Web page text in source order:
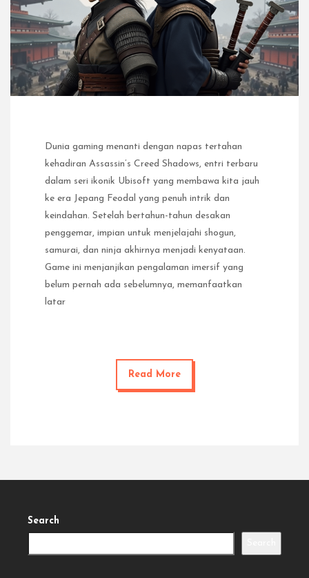
Dunia gaming menanti dengan napas tertahan
kehadiran Assassin’s Creed Shadows, entri terbaru
dalam seri ikonik Ubisoft yang membawa kita jauh
ke era Jepang Feodal yang penuh intrik dan
keindahan. Setelah bertahun-tahun desakan
penggemar, impian untuk menjelajahi shogun,
samurai, dan ninja akhirnya menjadi kenyataan.
Game ini menjanjikan pengalaman imersif yang
belum pernah ada sebelumnya, memanfaatkan
latar
Read More
Search